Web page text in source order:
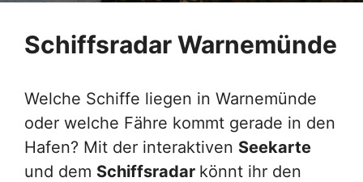
Schiffsradar Warnemünde
Welche Schiffe liegen in Warnemünde
oder welche Fähre kommt gerade in den
Hafen? Mit der interaktiven Seekarte
und dem Schiffsradar könnt ihr den